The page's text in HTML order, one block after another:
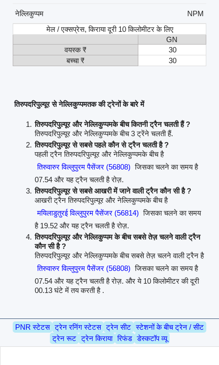
नेल्लिकुप्पम
NPM
मेल / एक्सप्रेस, किराया दूरी 10 किलोमीटर के लिए
GN
वयस्क ₹
30
बच्चा ₹
30
तिरुपदरिपुल्यूर से नेल्लिकुप्पमतक की ट्रेनों के बारे में
तिरुपदरिपुल्यूर और नेल्लिकुप्पमके बीच कितनी ट्रैन चलती हैं ?
तिरुपदरिपुल्यूर और नेल्लिकुप्पमके बीच 3 ट्रेंने चलती हैं.
तिरुपदरिपुल्यूर से सबसे पहले कौन से ट्रैन चलती है ?
पहली ट्रैन तिरुपदरिपुल्यूर और नेल्लिकुप्पमके बीच है
तिरुवारुर विल्लुपुरम पैसेंजर (56808) जिसका चलने का समय है
07.54 और यह ट्रैन चलती है रोज़.
तिरुपदरिपुल्यूर से सबसे आखरी में जाने वाली ट्रैन कौन सी है ?
आखरी ट्रैन तिरुपदरिपुल्यूर और नेल्लिकुप्पमके बीच है
मयिलाडुतुरई विल्लुपुरम पैसेंजर (56814) जिसका चलने का समय
है 19.52 और यह ट्रैन चलती है रोज़.
तिरुपदरिपुल्यूर और नेल्लिकुप्पम के बीच सबसे तेज़ चलने वाली ट्रैन
कौन सी है ?
तिरुपदरिपुल्यूर और नेल्लिकुप्पमके बीच सबसे तेज़ चलने वाली ट्रैन है
तिरुवारुर विल्लुपुरम पैसेंजर (56808) जिसका चलने का समय है
07.54 और यह ट्रैन चलती है रोज़. और ये 10 किलोमीटर की दूरी
00.13 घंटे में तय करती है .
PNR स्टेटस ट्रेन रनिंग स्टेटस ट्रेन सीट स्टेशनों के बीच ट्रेन / सीट
ट्रेन रूट ट्रेन किराया रिफंड डेस्कटॉप व्यू